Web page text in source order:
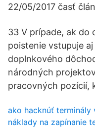
22/05/2017 časť
33 V prípade, ak do
poistenie vstupuje
doplnkového
národných
pracovných pozícií,
ako hacknúť terminály
náklady na zapínanie